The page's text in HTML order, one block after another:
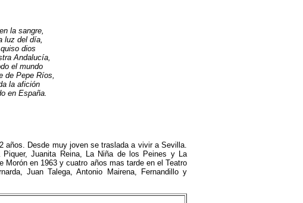
la sangre,
luz del día,
dios
Andalucía,
el mundo
de Pepe Ríos,
la afición
en España.
Desde muy joven se traslada a vivir a Sevilla.
Juanita Reina, La Niña de los Peines y La
Morón en 1963 y cuatro años mas tarde en el Teatro
Juan Talega, Antonio Mairena, Fernandillo y